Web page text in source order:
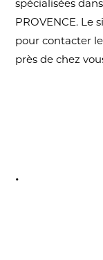
spécialisées
PROVENCE. Le
pour contacter
près de chez
.